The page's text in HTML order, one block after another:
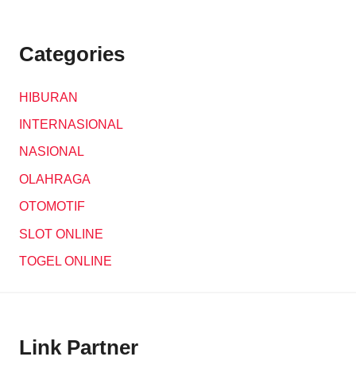
Categories
HIBURAN
INTERNASIONAL
NASIONAL
OLAHRAGA
OTOMOTIF
SLOT ONLINE
TOGEL ONLINE
Link Partner